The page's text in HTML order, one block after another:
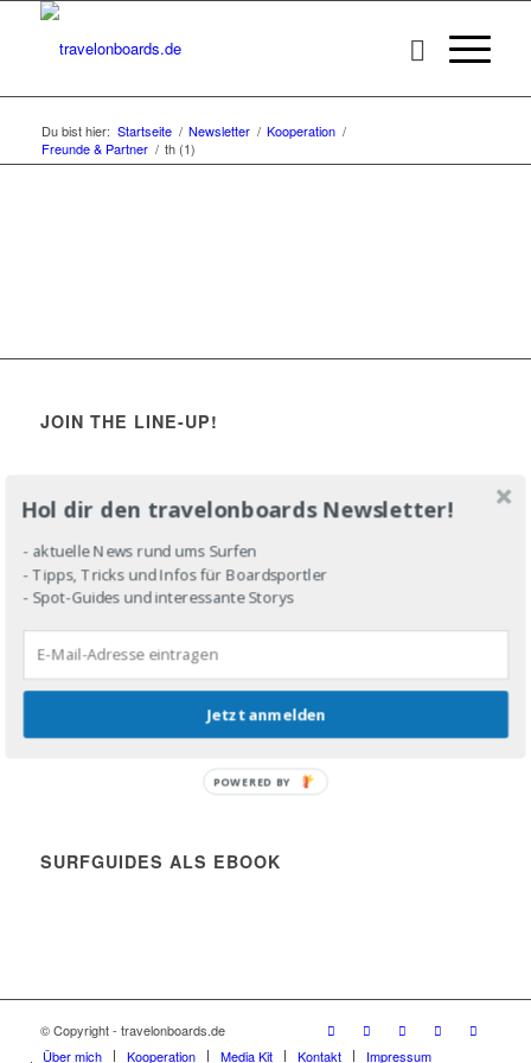
Du bist hier: Startseite / Newsletter / Kooperation /
Freunde & Partner / th (1)
JOIN THE LINE-UP!
DROP IN!
Share the stoke!
SHARE THE STOKE!
SURFGUIDES ALS EBOOK
© Copyright - travelonboards.de
Über mich
Kooperation Media Kit Kontakt Impressum
Hol dir den travelonboards Newsletter!
- aktuelle News rund ums Surfen
- Tipps, Tricks und Infos für Boardsportler
- Spot-Guides und interessante Storys
Jetzt anmelden
POWERED BY